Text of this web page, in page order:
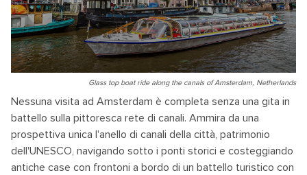
Glass top boat ride along the canals of Amsterdam, Netherlands
Nessuna visita ad Amsterdam è completa senza una gita in
battello sulla pittoresca rete di canali. Ammira da una
prospettiva unica l'anello di canali della città, patrimonio
dell'UNESCO, navigando sotto i ponti storici e costeggiando
antiche case con frontoni a bordo di un battello turistico con